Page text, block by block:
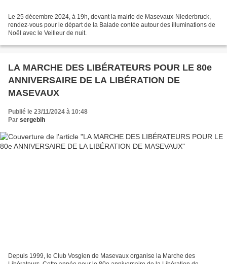
Le 25 décembre 2024, à 19h, devant la mairie de Masevaux-Niederbruck,
rendez-vous pour le départ de la Balade contée autour des illuminations de
Noël avec le Veilleur de nuit.
LA MARCHE DES LIBÉRATEURS POUR LE 80e
ANNIVERSAIRE DE LA LIBÉRATION DE
MASEVAUX
Publié le 23/11/2024 à 10:48
Par sergeblh
Depuis 1999, le Club Vosgien de Masevaux organise la Marche des